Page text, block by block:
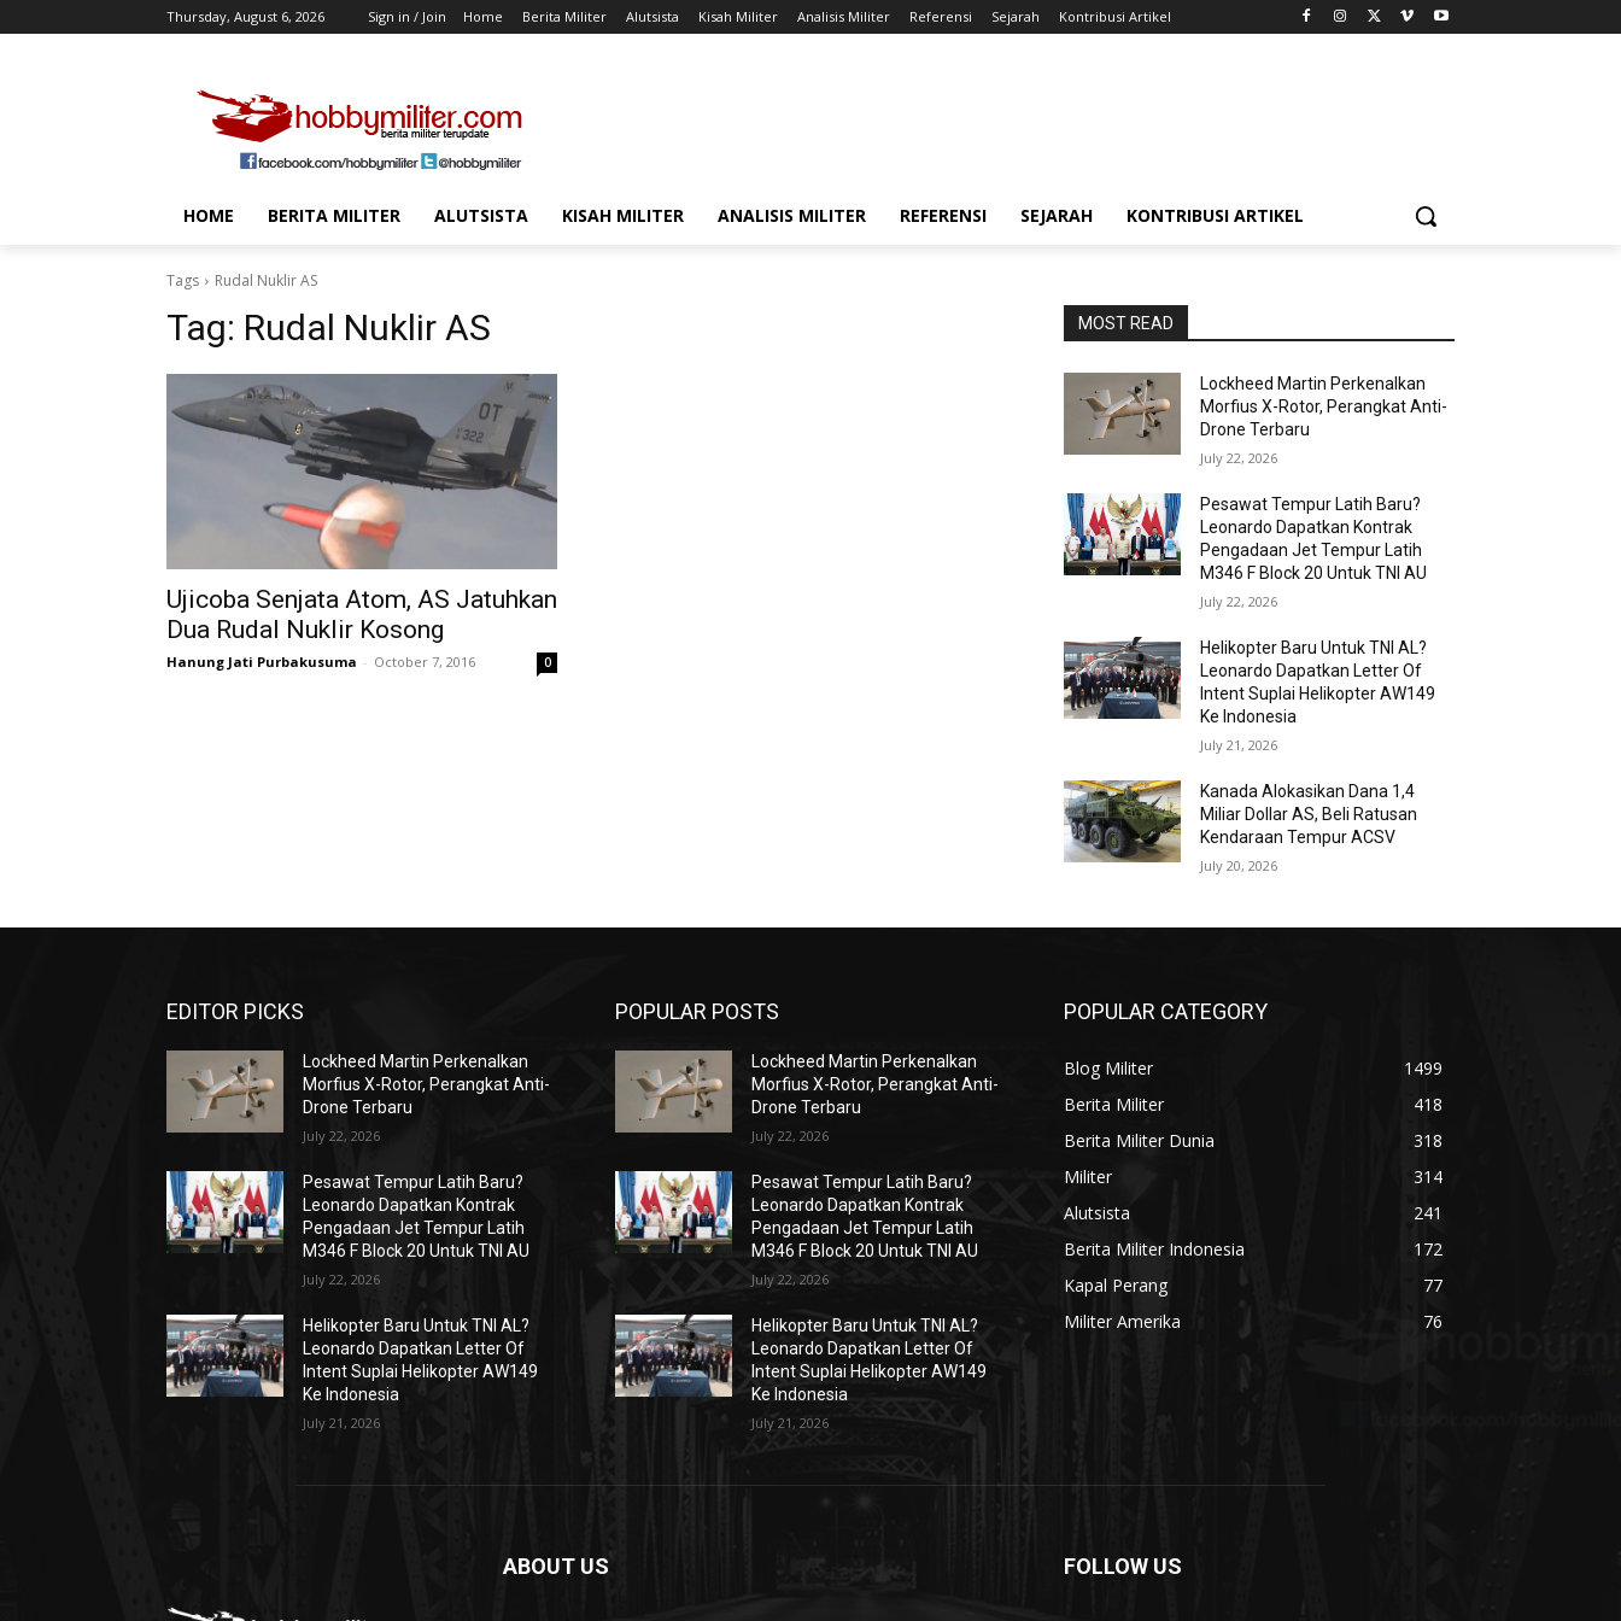
Thursday, August 6, 2026 Sign in / Join Home Berita Militer Alutsista Kisah Militer Analisis Militer Referensi Sejarah Kontribusi Artikel
HOME BERITA MILITER ALUTSISTA KISAH MILITER ANALISIS MILITER REFERENSI SEJARAH KONTRIBUSI ARTIKEL
Tags Rudal Nuklir AS
Tag: Rudal Nuklir AS
Ujicoba Senjata Atom, AS Jatuhkan
Dua Rudal Nuklir Kosong
Hanung Jati Purbakusuma - October 7, 2016 0
MOST READ
Lockheed Martin Perkenalkan
Morfius X-Rotor, Perangkat Anti-
Drone Terbaru
July 22, 2026
Pesawat Tempur Latih Baru?
Leonardo Dapatkan Kontrak
Pengadaan Jet Tempur Latih
M346 F Block 20 Untuk TNI AU
July 22, 2026
Helikopter Baru Untuk TNI AL?
Leonardo Dapatkan Letter Of
Intent Suplai Helikopter AW149
Ke Indonesia
July 21, 2026
Kanada Alokasikan Dana 1,4
Miliar Dollar AS, Beli Ratusan
Kendaraan Tempur ACSV
July 20, 2026
EDITOR PICKS
Lockheed Martin Perkenalkan
Morfius X-Rotor, Perangkat Anti-
Drone Terbaru
July 22, 2026
Pesawat Tempur Latih Baru?
Leonardo Dapatkan Kontrak
Pengadaan Jet Tempur Latih
M346 F Block 20 Untuk TNI AU
July 22, 2026
Helikopter Baru Untuk TNI AL?
Leonardo Dapatkan Letter Of
Intent Suplai Helikopter AW149
Ke Indonesia
July 21, 2026
POPULAR POSTS
Lockheed Martin Perkenalkan
Morfius X-Rotor, Perangkat Anti-
Drone Terbaru
July 22, 2026
Pesawat Tempur Latih Baru?
Leonardo Dapatkan Kontrak
Pengadaan Jet Tempur Latih
M346 F Block 20 Untuk TNI AU
July 22, 2026
Helikopter Baru Untuk TNI AL?
Leonardo Dapatkan Letter Of
Intent Suplai Helikopter AW149
Ke Indonesia
July 21, 2026
POPULAR CATEGORY
Blog Militer
1499
Berita Militer
418
Berita Militer Dunia
318
Militer
314
Alutsista
241
Berita Militer Indonesia
172
Kapal Perang
77
Militer Amerika
76
ABOUT US FOLLOW US